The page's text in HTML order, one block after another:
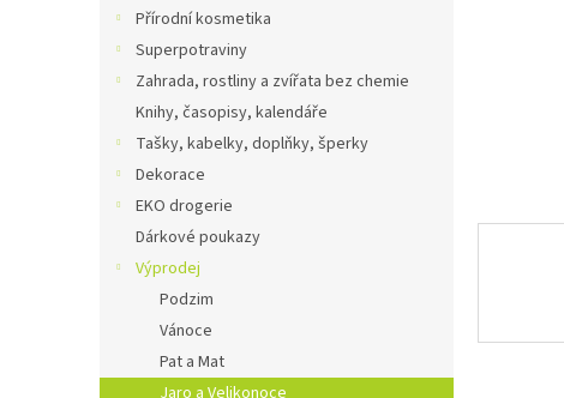
Přírodní kosmetika
Superpotraviny
Zahrada, rostliny a zvířata bez chemie
Knihy, časopisy, kalendáře
Tašky, kabelky, doplňky, šperky
Dekorace
EKO drogerie
Dárkové poukazy
Výprodej
Podzim
Vánoce
Pat a Mat
Jaro a Velikonoce